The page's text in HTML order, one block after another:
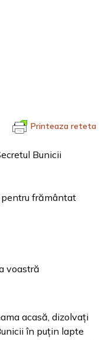
Printeaza reteta
Bunicii
frământat
voastră
acasă, dizolvați
în puțin lapte